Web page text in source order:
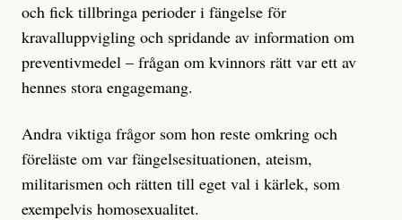
och fick tillbringa perioder i fängelse för
kravalluppvigling och spridande av information om
preventivmedel – frågan om kvinnors rätt var ett av
hennes stora engagemang.
Andra viktiga frågor som hon reste omkring och
föreläste om var fängelsesituationen, ateism,
militarismen och rätten till eget val i kärlek, som
exempelvis homosexualitet.